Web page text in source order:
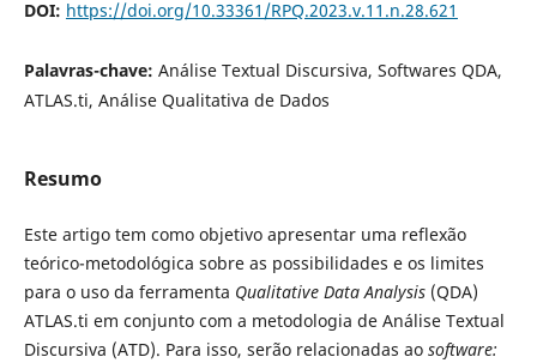
DOI: https://doi.org/10.33361/RPQ.2023.v.11.n.28.621
Palavras-chave: Análise Textual Discursiva, Softwares QDA,
ATLAS.ti, Análise Qualitativa de Dados
Resumo
Este artigo tem como objetivo apresentar uma reflexão
teórico-metodológica sobre as possibilidades e os limites
para o uso da ferramenta Qualitative Data Analysis(QDA)
ATLAS.ti em conjunto com a metodologia de Análise Textual
Discursiva (ATD). Para isso, serão relacionadas ao software: